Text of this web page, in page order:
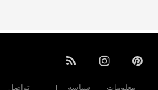
معلومات سياسة تواصل